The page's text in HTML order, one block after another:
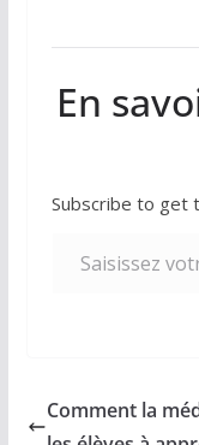
En
Subscribe to get
Comment la